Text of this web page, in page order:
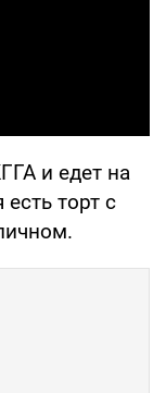
и едет на
торт с